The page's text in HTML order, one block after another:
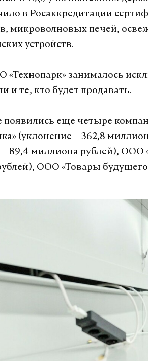
в Росаккредитации
микроволновых печей,
устройств.
занималось
и те, кто будет продавать.
появились еще четыре
(уклонение – 362,8
– 89,4 миллиона рублей), ООО
ООО «Товары